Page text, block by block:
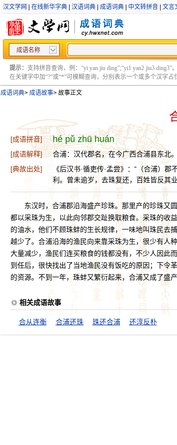
汉文学网 在线新华字典| 汉语词典| 成语词典| 中文转拼音| 文言
成语名称
提示： 支持拼音查询，例：“yi yan jiu ding”;“yi1 yan2 jiu3 ding3”。
在关键字中加“?”或“*”可模糊查询，分别表示一个或多个汉字占
成语词典> 成语故事>故事正文
[成语拼音] hé pǔ zhū huán
[成语解释]
合浦：汉代郡名，在今广西合浦县东北
[典故出处]
《后汉书·循吏传·孟尝》：“（合浦）
利。曾未逾岁，去珠复还，百姓皆反其
东汉时，合浦郡沿海盛产珍珠。那里产的珍珠又
都以采珠为生，以此向邻郡交趾换取粮食。采珠的收
的油水，他们不顾珠蚌的生长规律，一味地叫珠民去
越少了。合浦沿海的渔民向来靠采珠为生，很少有人
大量减少，渔民们连买粮食的钱都没有，不少人因此
到任后，很快找出了当地渔民没有饭吃的原因；下令
的资源。不到一年，珠蚌又繁衍起来，合浦又成了盛
相关成语故事
合从连衡 合浦还珠 珠还合浦 还淳反朴